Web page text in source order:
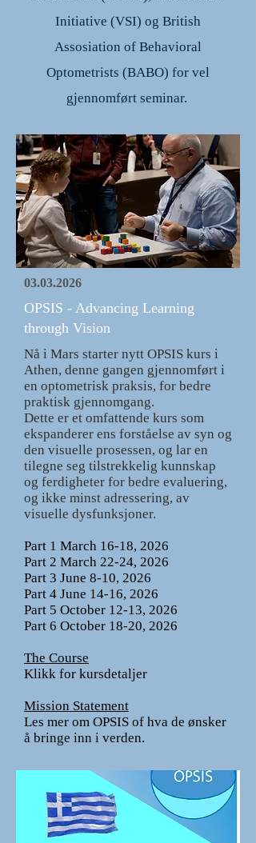
Initiative (VSI) og British
Assosiation of Behavioral
Optometrists (BABO) for vel
gjennomført seminar.
03.03.2026
OPSIS - Advancing Learning
through Vision
Nå i Mars starter nytt OPSIS kurs i
Athen, denne gangen gjennomført i
en optometrisk praksis, for bedre
praktisk gjennomgang.
Dette er et omfattende kurs som
ekspanderer ens forståelse av syn og
den visuelle prosessen, og lar en
tilegne seg tilstrekkelig kunnskap
og ferdigheter for bedre evaluering,
og ikke minst adressering, av
visuelle dysfunksjoner.
Part 1 March 16-18, 2026
Part 2 March 22-24, 2026
Part 3 June 8-10, 2026
Part 4 June 14-16, 2026
Part 5 October 12-13, 2026
Part 6 October 18-20, 2026
The Course
Klikk for kursdetaljer ​
Mission Statement
Les mer om OPSIS of hva de ønsker
å bringe inn i verden.